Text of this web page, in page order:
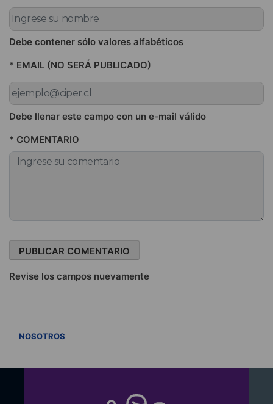
Debe contener sólo valores alfabéticos
* EMAIL (NO SERÁ PUBLICADO)
Debe llenar este campo con un e-mail válido
* COMENTARIO
Revise los campos nuevamente
NOSOTROS